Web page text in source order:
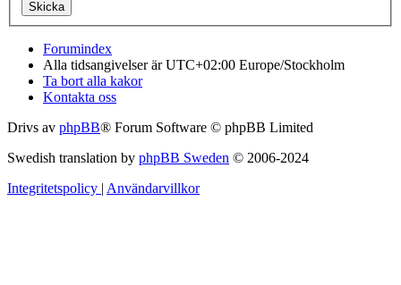
Forumindex
Alla tidsangivelser är UTC+02:00 Europe/Stockholm
Ta bort alla kakor
Kontakta oss
Drivs av phpBB® Forum Software © phpBB Limited
Swedish translation by phpBB Sweden © 2006-2024
Integritetspolicy Användarvillkor